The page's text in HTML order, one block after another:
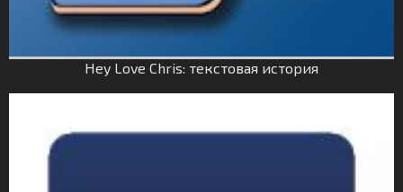
Hey Love Chris: текстовая история